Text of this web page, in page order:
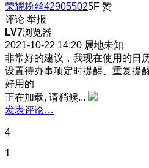
荣耀粉丝429055025F 赞
评论 举报
LV7浏览器
2021-10-22 14:20 属地未知
非常好的建议，我现在使用的日
设置待办事项定时提醒、重复提
好用的
正在加载, 请稍候...
发表评论…
4
1